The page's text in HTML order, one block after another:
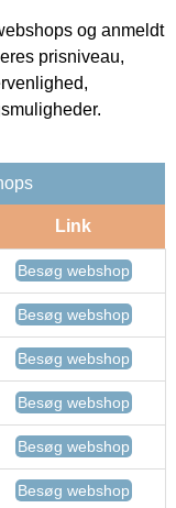
og anmeldt
prisniveau,
Link
Besøg webshop
Besøg webshop
Besøg webshop
Besøg webshop
Besøg webshop
Besøg webshop